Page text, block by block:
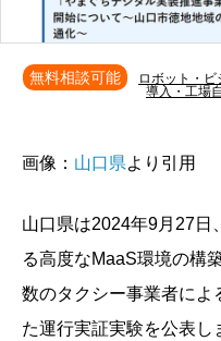
無料相談可能
ロボット・
導入・工場
画像： 山口県より引用
山口県は2024年9月27日
る高度なMaaS環境の構
数のタクシー事業者によ
た運行実証実験を公表し